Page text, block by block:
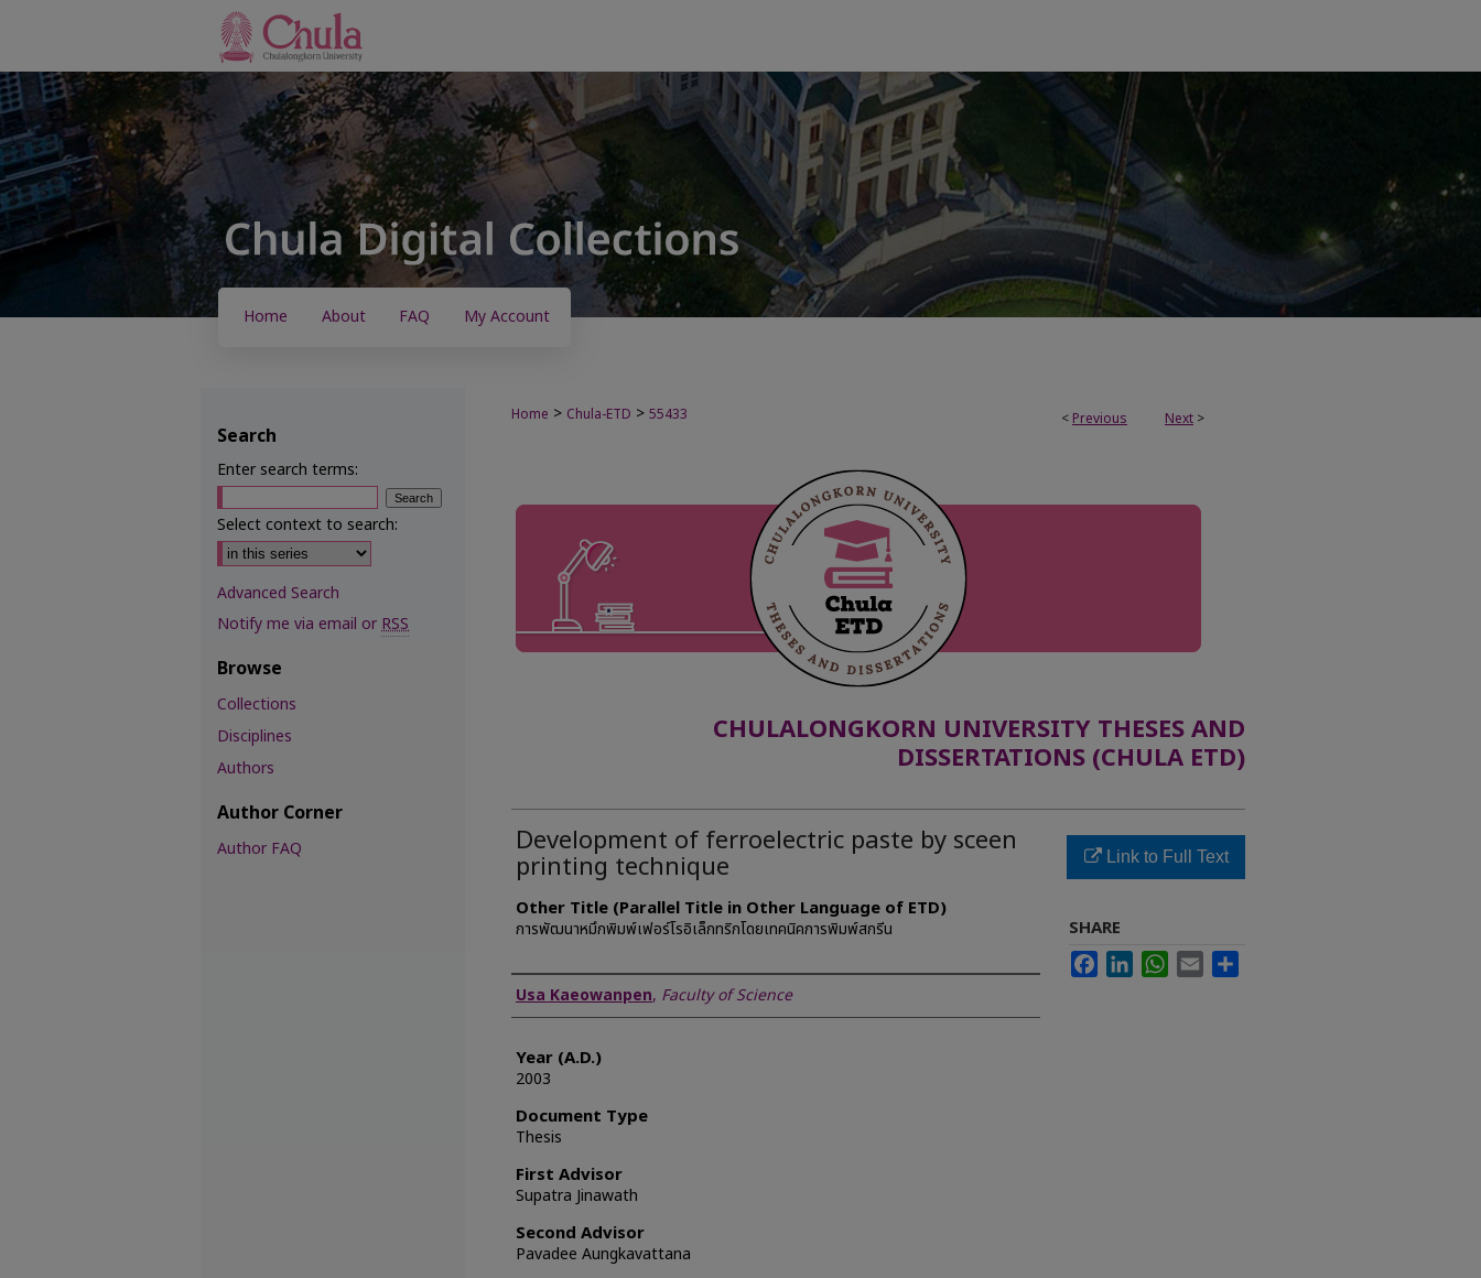
Home About FAQ My Account
< Previous Next >
Home > Chula-ETD > 55433
CHULALONGKORN UNIVERSITY THESES AND
DISSERTATIONS (CHULA ETD)
Development of ferroelectric paste by sceen
printing technique
Other Title (Parallel Title in Other Language of ETD)
การพัฒนาหมึกพิมพ์เฟอร์โรอิเล็กทริกโดยเทคนิคการพิมพ์สกรีน
Author
Usa Kaeowanpen, Faculty of Science
Year (A.D.)
2003
Document Type
Thesis
First Advisor
Supatra Jinawath
Second Advisor
Pavadee Aungkavattana
Link to Full Text
SHARE
FacebookLinkedInWhatsApp
Email
Search
Enter search terms:
Select context to search:
Advanced Search
Notify me via email orRSS
Browse
Collections
Disciplines
Authors
Author Corner
Author FAQ